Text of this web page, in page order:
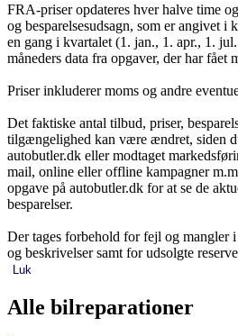
FRA-priser opdateres hver halve time
og besparelsesudsagn, som er angivet i
en gang i kvartalet (1. jan., 1. apr., 1.
måneders data fra opgaver, der har fået
Priser inkluderer moms og andre
Det faktiske antal tilbud, priser,
tilgængelighed kan være ændret, siden
autobutler.dk eller modtaget
mail, online eller offline kampagner
opgave på autobutler.dk for at se de
besparelser.
Der tages forbehold for fejl og mangler
og beskrivelser samt for udsolgte
Luk
Alle bilreparationer